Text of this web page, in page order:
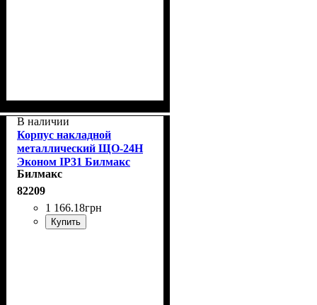
В наличии
Корпус накладной
металлический ЩО-24Н
Эконом IP31 Билмакс
Билмакс
82209
1 166.18грн
Купить